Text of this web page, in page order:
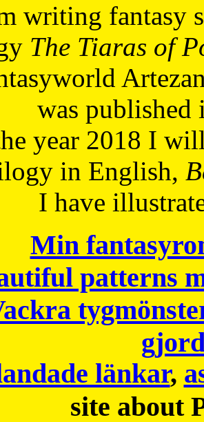
writing fantasy
The Tiaras of
was published
year 2018 I
in English,
I have
Min
patterns
länkar,
site about